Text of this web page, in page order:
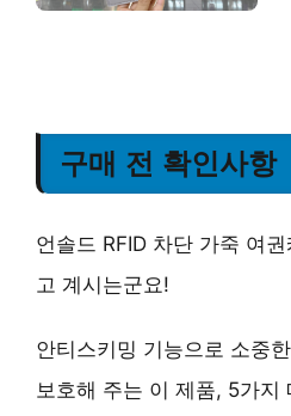
구매 전 확인사항
언솔드 RFID 차단 가죽 여
고 계시는군요!
안티스키밍 기능으로 소중
보호해 주는 이 제품, 5가지